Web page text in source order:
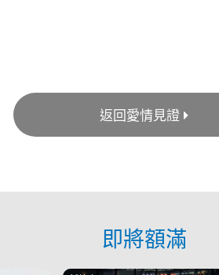
返回愛情見證
即將額滿